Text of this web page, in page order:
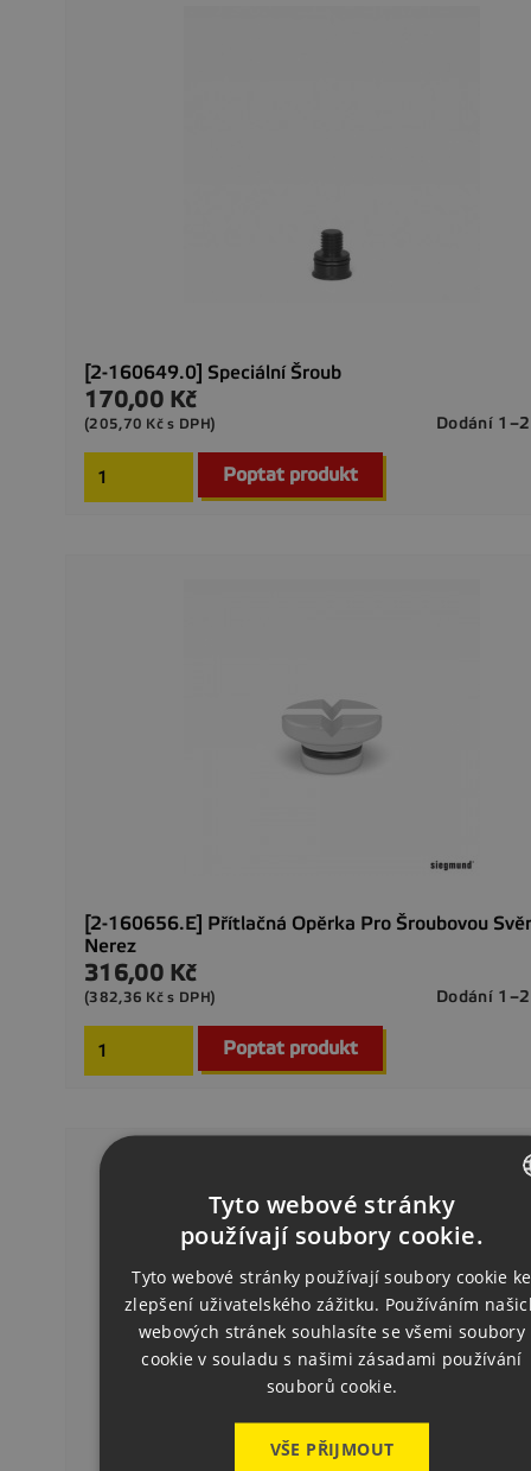
[2-160649.0] Speciální Šroub
Cena
170,00 Kč
Dodání
(205,70 Kč s DPH)
Poptat produkt
[2-160656.E] Přítlačná Opěrka Pro Šroubovou
Nerez
Cena
316,00 Kč
Dodání
(382,36 Kč s DPH)
Poptat produkt
ENGLISH
GERMAN
Tyto webové stránky
používají soubory cookie.
Tyto webové stránky používají soubory cookie ke
zlepšení uživatelského zážitku. Používáním
webových stránek souhlasíte se všemi soubory
cookie v souladu s našimi zásadami používání
souborů cookie.
VŠE PŘIJMOUT